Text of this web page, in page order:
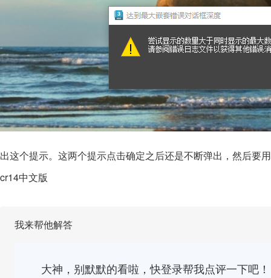
出这个提示。这两个提示点击确定之后还是不断弹出，然后要
cr14中文版
我来帮他解答
大神，别默默的看啦，快登录帮我点评一下吧！